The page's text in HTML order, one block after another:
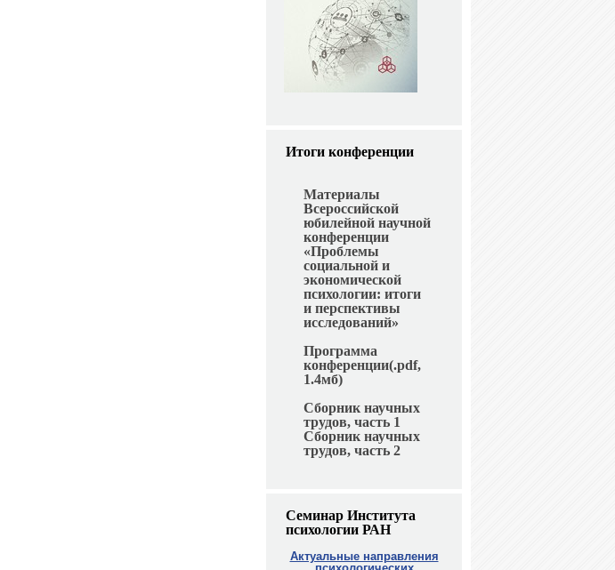
Итоги конференции
Материалы
Всероссийской
юбилейной научной
конференции
«Проблемы
социальной и
экономической
психологии: итоги
и перспективы
исследований»
Программа
конференции(.pdf,
1.4мб)
Сборник научных
трудов, часть 1
Сборник научных
трудов, часть 2
Семинар Института
психологии РАН
Актуальные направления